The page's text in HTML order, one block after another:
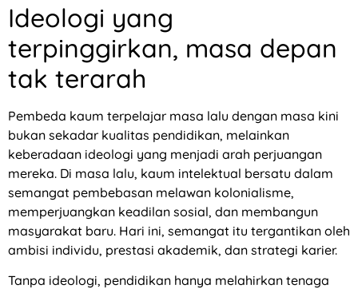
Ideologi yang
terpinggirkan, masa depan
tak terarah
Pembeda kaum terpelajar masa lalu dengan masa kini
bukan sekadar kualitas pendidikan, melainkan
keberadaan ideologi yang menjadi arah perjuangan
mereka. Di masa lalu, kaum intelektual bersatu dalam
semangat pembebasan melawan kolonialisme,
memperjuangkan keadilan sosial, dan membangun
masyarakat baru. Hari ini, semangat itu tergantikan oleh
ambisi individu, prestasi akademik, dan strategi karier.
Tanpa ideologi, pendidikan hanya melahirkan tenaga